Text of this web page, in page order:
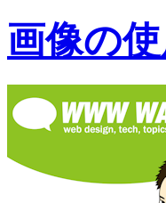
画像の